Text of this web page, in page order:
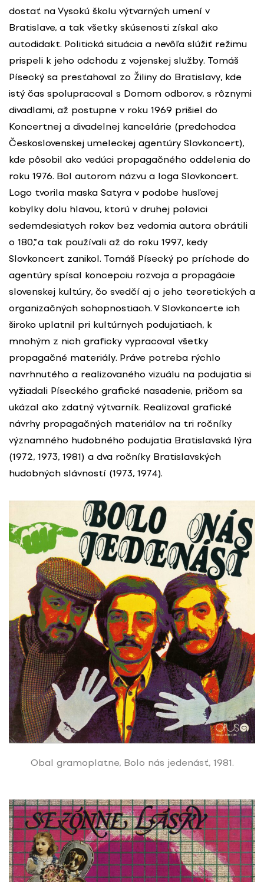
dostať na Vysokú školu výtvarných umení v
Bratislave, a tak všetky skúsenosti získal ako
autodidakt. Politická situácia a nevôľa slúžiť režimu
prispeli k jeho odchodu z vojenskej služby. Tomáš
Písecký sa presťahoval zo Žiliny do Bratislavy, kde
istý čas spolupracoval s Domom odborov, s rôznymi
divadlami, až postupne v roku 1969 prišiel do
Koncertnej a divadelnej kancelárie (predchodca
Československej umeleckej agentúry Slovkoncert),
kde pôsobil ako vedúci propagačného oddelenia do
roku 1976. Bol autorom názvu a loga Slovkoncert.
Logo tvorila maska Satyra v podobe husľovej
kobylky dolu hlavou, ktorú v druhej polovici
sedemdesiatych rokov bez vedomia autora obrátili
o 180˚, a tak používali až do roku 1997, kedy
Slovkoncert zanikol. Tomáš Písecký po príchode do
agentúry spísal koncepciu rozvoja a propagácie
slovenskej kultúry, čo svedčí aj o jeho teoretických a
organizačných schopnostiach. V Slovkoncerte ich
široko uplatnil pri kultúrnych podujatiach, k
mnohým z nich graficky vypracoval všetky
propagačné materiály. Práve potreba rýchlo
navrhnutého a realizovaného vizuálu na podujatia si
vyžiadali Píseckého grafické nasadenie, pričom sa
ukázal ako zdatný výtvarník. Realizoval grafické
návrhy propagačných materiálov na tri ročníky
významného hudobného podujatia Bratislavská lýra
(1972, 1973, 1981) a dva ročníky Bratislavských
hudobných slávností (1973, 1974).
Obal gramoplatne, Bolo nás jedenásť, 1981.